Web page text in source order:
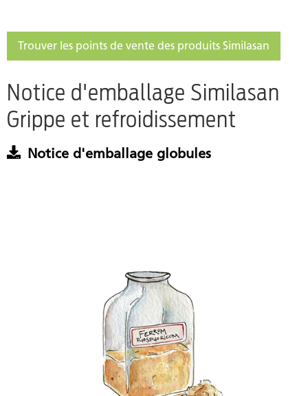
Trouver les points de vente des produits Similasan
Notice d'emballage Similasan
Grippe et refroidissement
Notice d'emballage globules